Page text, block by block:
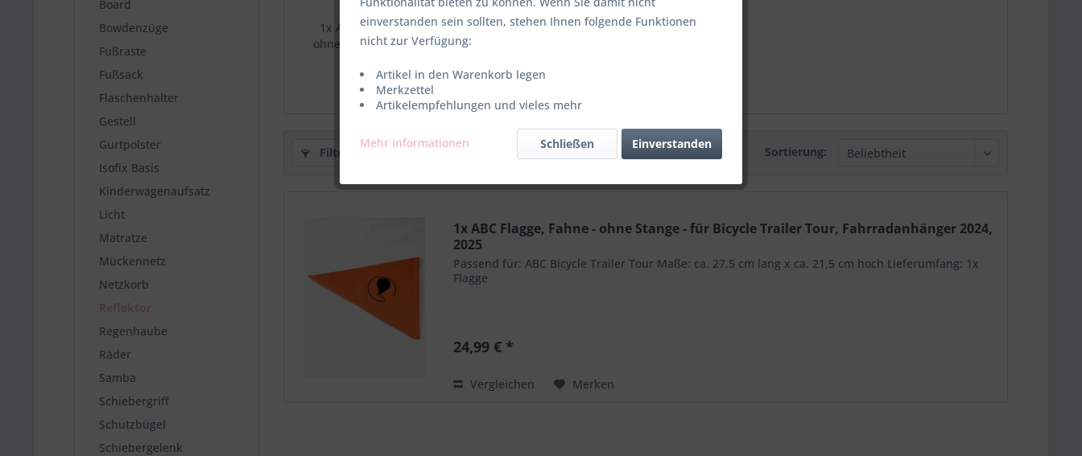
Board
Bowdenzüge
Fußraste
Fußsack
Flaschenhalter
Gestell
Gurtpolster
Isofix Basis
Kinderwagenaufsatz
Licht
Matratze
Mückennetz
Netzkorb
Reflektor
Regenhaube
Räder
Samba
Schiebergriff
Schutzbügel
Schiebergelenk
1x ABC Flagge, Fahne -
ohne Stange - für Bicycle
Fahrradanhänger 2024,
2025
24,99 € *
Filtern Sortierung:
1x ABC Flagge, Fahne - ohne Stange - für Bicycle Trailer Tour, Fahrradanhänger 2024,
2025
Passend für: ABC Bicycle Trailer Tour Maße: ca. 27,5 cm lang x ca. 21,5 cm hoch Lieferumfang: 1x
Flagge
24,99 € *
Vergleichen Merken
einverstanden sein sollten, stehen Ihnen folgende Funktionen
nicht zur Verfügung:
Artikel in den Warenkorb legen
Merkzettel
Artikelempfehlungen und vieles mehr
Mehr Informationen Einverstanden
Schließen